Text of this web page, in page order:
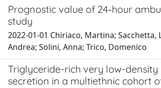
Prognostic value of 24‐hour
study
2022-01-01 Chiriaco, Martina;
Andrea; Solini, Anna; Trico, Domenico
Triglyceride-rich very low-
secretion in a multiethnic cohort